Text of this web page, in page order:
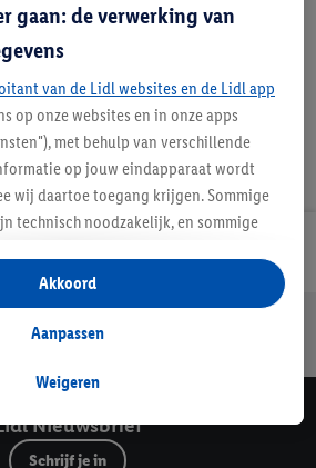
Veilig winkelen
Nieuwsbrief
Schrijf je in
gaan: de verwerking van
van de Lidl websites en de Lidl app
op onze websites en in onze apps
met behulp van verschillende
op jouw eindapparaat wordt
wij daartoe toegang krijgen. Sommige
technisch noodzakelijk, en sommige
het verzamelen en
of voor het tonen van
binnen en buiten de Lidl-diensten.
in de winkel ook voor de
geeft aan ons voor het personaliseren
een Lidl Plus-account
Weigeren
Aanpassen
Akkoord